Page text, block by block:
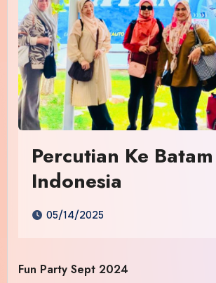
Percutian Ke Batam
Indonesia
05/14/2025
Fun Party Sept 2024